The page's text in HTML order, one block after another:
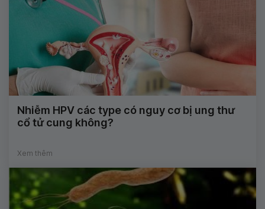
Nhiễm HPV các type có nguy cơ bị ung thư
cổ tử cung không?
Xem thêm